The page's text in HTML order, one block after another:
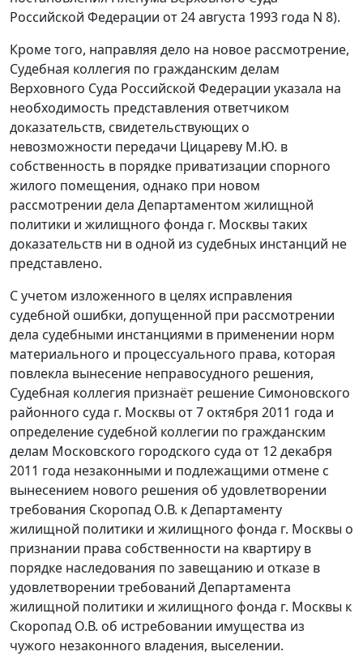
Российской Федерации от 24 августа 1993 года N 8).
Кроме того, направляя дело на новое рассмотрение,
Судебная коллегия по гражданским делам
Верховного Суда Российской Федерации указала на
необходимость представления ответчиком
доказательств, свидетельствующих о
невозможности передачи Цицареву М.Ю. в
собственность в порядке приватизации спорного
жилого помещения, однако при новом
рассмотрении дела Департаментом жилищной
политики и жилищного фонда г. Москвы таких
доказательств ни в одной из судебных инстанций не
представлено.
С учетом изложенного в целях исправления
судебной ошибки, допущенной при рассмотрении
дела судебными инстанциями в применении норм
материального и процессуального права, которая
повлекла вынесение неправосудного решения,
Судебная коллегия признаёт решение Симоновского
районного суда г. Москвы от 7 октября 2011 года и
определение судебной коллегии по гражданским
делам Московского городского суда от 12 декабря
2011 года незаконными и подлежащими отмене с
вынесением нового решения об удовлетворении
требования Скоропад О.В. к Департаменту
жилищной политики и жилищного фонда г. Москвы о
признании права собственности на квартиру в
порядке наследования по завещанию и отказе в
удовлетворении требований Департамента
жилищной политики и жилищного фонда г. Москвы к
Скоропад О.В. об истребовании имущества из
чужого незаконного владения, выселении.